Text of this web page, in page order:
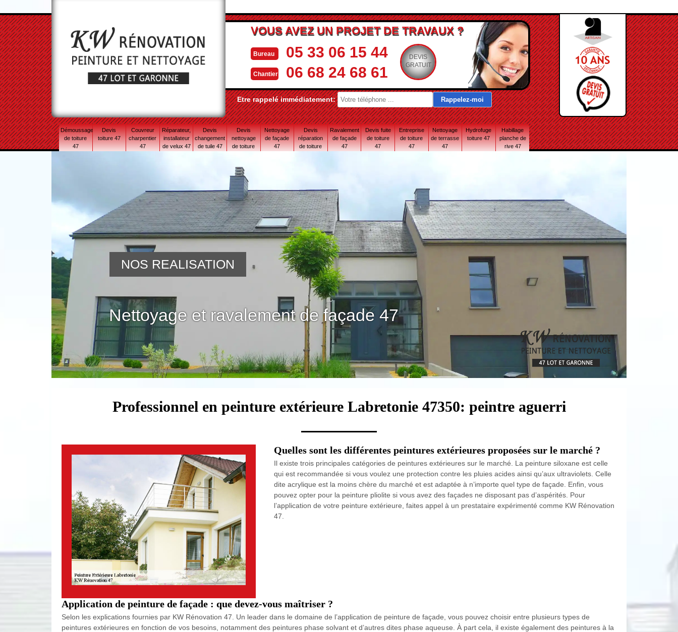
VOUS AVEZ UN PROJET DE TRAVAUX ?
Bureau 05 33 06 15 44
Chantier 06 68 24 68 61
DEVIS
GRATUIT
Etre rappelé immédiatement:
Démoussage
de toiture
47
Devis
toiture 47
Couvreur
charpentier
47
Réparateur,
installateur
de velux 47
Devis
changement
de tuile 47
Devis
nettoyage
de toiture
Nettoyage
de façade
47
Devis
réparation
de toiture
Ravalement
de façade
47
Devis fuite
de toiture
47
Entreprise
de toiture
47
Nettoyage
de terrasse
47
Hydrofuge
toiture 47
Habillage
planche de
rive 47
Nettoyage et ravalement de façade 47
NOS REALISATION
Professionnel en peinture extérieure Labretonie 47350: peintre aguerri
Quelles sont les différentes peintures extérieures proposées sur le marché ?
Il existe trois principales catégories de peintures extérieures sur le marché. La peinture siloxane est celle
qui est recommandée si vous voulez une protection contre les pluies acides ainsi qu’aux ultraviolets. Celle
dite acrylique est la moins chère du marché et est adaptée à n’importe quel type de façade. Enfin, vous
pouvez opter pour la peinture pliolite si vous avez des façades ne disposant pas d’aspérités. Pour
l’application de votre peinture extérieure, faites appel à un prestataire expérimenté comme KW Rénovation
47.
Application de peinture de façade : que devez-vous maîtriser ?
Selon les explications fournies par KW Rénovation 47. Un leader dans le domaine de l’application de peinture de façade, vous pouvez choisir entre plusieurs types de
peintures extérieures en fonction de vos besoins, notamment des peintures phase solvant et d’autres dites phase aqueuse. À part cela, il existe également des peintures à la